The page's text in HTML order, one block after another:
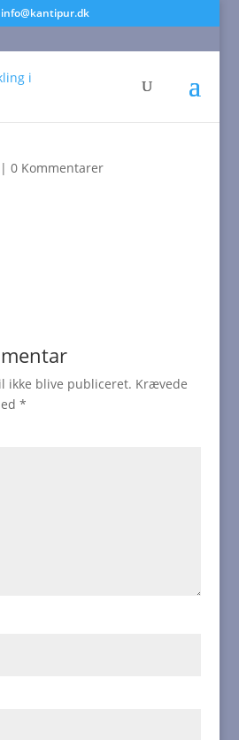
info@kantipur.dk
0 Kommentarer
ikke blive publiceret. Krævede
*